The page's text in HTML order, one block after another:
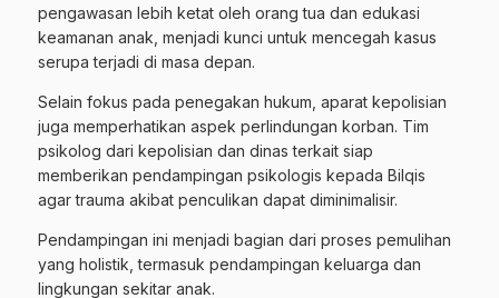
pengawasan lebih ketat oleh orang tua dan edukasi
keamanan anak, menjadi kunci untuk mencegah kasus
serupa terjadi di masa depan.
Selain fokus pada penegakan hukum, aparat kepolisian
juga memperhatikan aspek perlindungan korban. Tim
psikolog dari kepolisian dan dinas terkait siap
memberikan pendampingan psikologis kepada Bilqis
agar trauma akibat penculikan dapat diminimalisir.
Pendampingan ini menjadi bagian dari proses pemulihan
yang holistik, termasuk pendampingan keluarga dan
lingkungan sekitar anak.